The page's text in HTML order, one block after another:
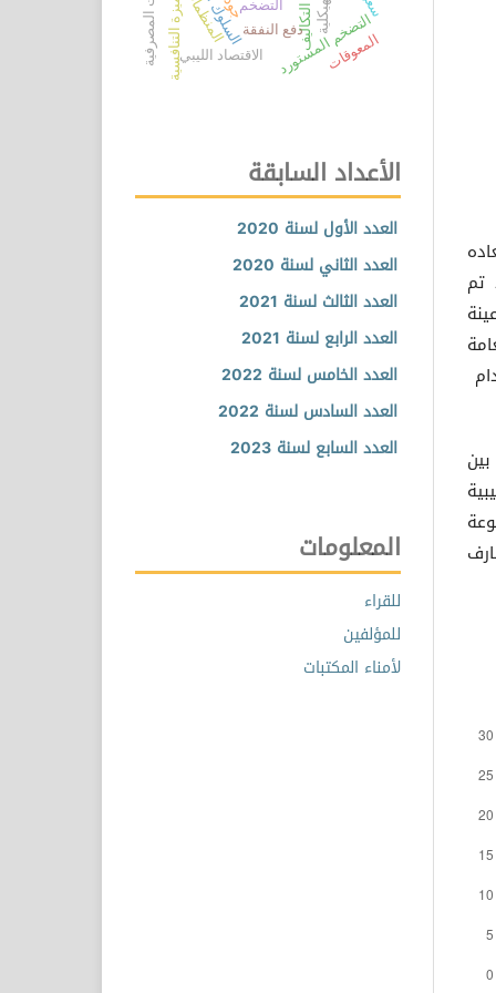
تم
التضخم
دفع النفقةالتضخم المستورد الاقتصاد الليبي
المنظمات
المعوقات الميزة التنافسية
الأعداد السابقة
العدد الأول لسنة 2020
العدد الثاني لسنة 2020
العدد الثالث لسنة 2021
العدد الرابع لسنة 2021
العدد الخامس لسنة 2022
العدد السادس لسنة 2022
العدد السابع لسنة 2023
المعلومات
للقراء
للمؤلفين
لأمناء المكتبات